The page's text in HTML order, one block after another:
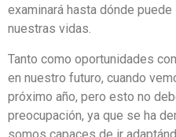
examinará hasta dónde
nuestras vidas.
Tanto como oportunidades
en nuestro futuro, cuando
próximo año, pero esto no
preocupación, ya que se ha
somos capaces de ir